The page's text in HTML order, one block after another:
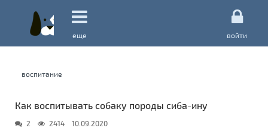
еще войти
Как воспитывать собаку породы сиба-ину
2 2414 10.09.2020